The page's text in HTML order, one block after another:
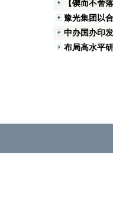
【锲而不舍
豫光集团以
中办国办印
布局高水平